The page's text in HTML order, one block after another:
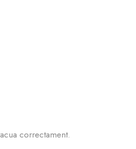
correctament.